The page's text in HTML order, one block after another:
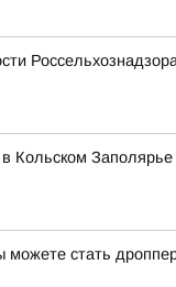
Кольском
можете стать